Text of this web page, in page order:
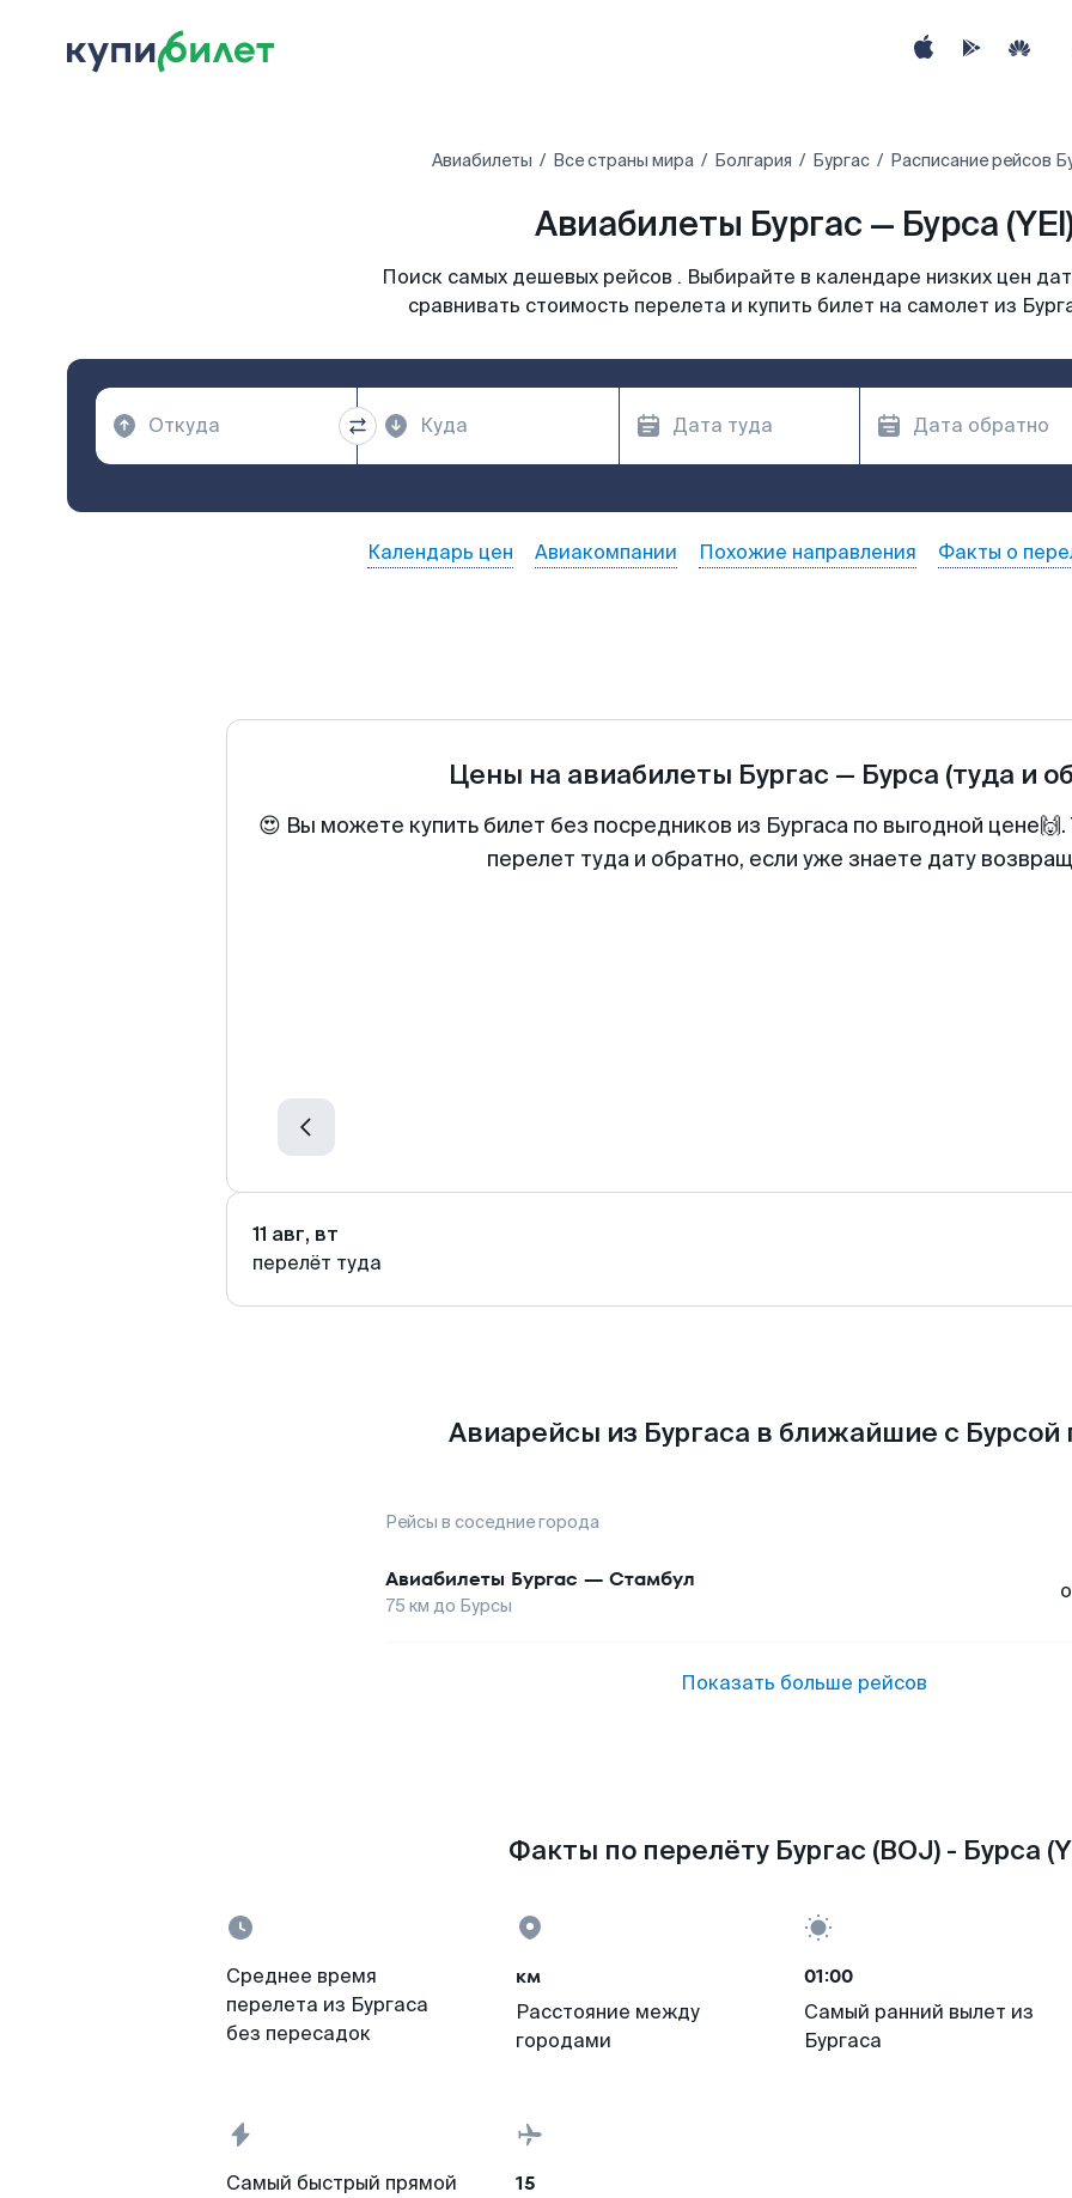
Авиабилеты Все страны мира Болгария Бургас Расписание рейсов
Авиабилеты Бургас — Бурса
Поиск самых дешевых рейсов . Выбирайте в календаре низких цен
сравнивать стоимость перелета и купить билет на самолет из
Календарь цен Авиакомпании Похожие направления Факты о
Цены на авиабилеты Бургас — Бурса (туда и
😍 Вы можете купить билет без посредников из Бургаса по выгодной
перелет туда и обратно, если уже знаете дату
11 авг, вт
перелёт туда
Авиарейсы из Бургаса в ближайшие с Бурсой
Рейсы в соседние города
Авиабилеты Бургас — Стамбул
75 км до Бурсы
Показать больше рейсов
Факты по перелёту Бургас (BOJ) - Бурса
Среднее время
перелета из Бургаса
без пересадок
км
Расстояние между
городами
01:00
Самый ранний вылет из
Бургаса
Самый быстрый прямой
15